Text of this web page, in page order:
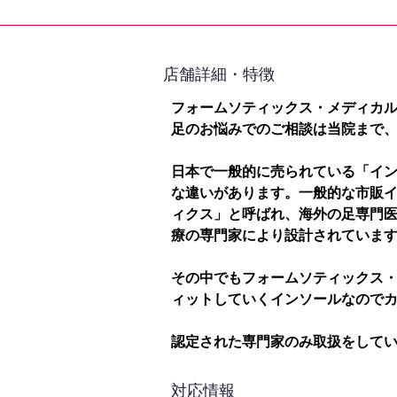
​店舗詳細・特徴
フォームソティックス・メディカ
足のお悩みでのご相談は当院まで
日本で一般的に売られている「イ
な違いがあります。一般的な市販
ィクス」と呼ばれ、海外の足専門
療の専門家により設計されていま
その中でもフォームソティックス
ィットしていくインソールなので
認定された専門家のみ取扱をして
対応情報